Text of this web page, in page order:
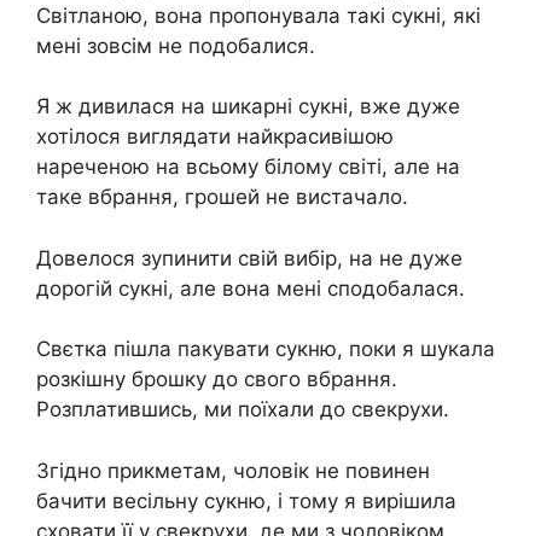
Світланою, вона пропонувала такі сукні, які
мені зовсім не подобалися.
Я ж дивилася на шикарні сукні, вже дуже
хотілося виглядати найкрасивішою
нареченою на всьому білому світі, але на
таке вбрання, грошей не вистачало.
Довелося зупинити свій вибір, на не дуже
дорогій сукні, але вона мені сподобалася.
Свєтка пішла пакувати сукню, поки я шукала
розкішну брошку до свого вбрання.
Розплатившись, ми поїхали до свекрухи.
Згідно прикметам, чоловік не повинен
бачити весільну сукню, і тому я вирішила
сховати її у свекрухи, де ми з чоловіком